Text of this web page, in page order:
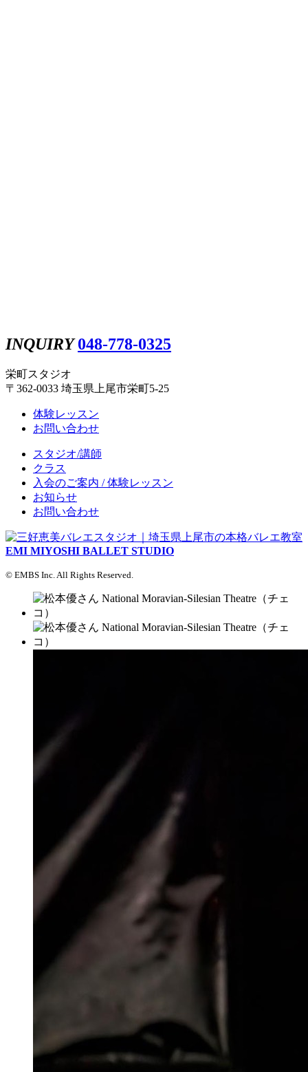
INQUIRY048-778-0325
栄町スタジオ
〒362-0033 埼玉県上尾市栄町5-25
体験レッスン
お問い合わせ
スタジオ/講師
クラス
入会のご案内 / 体験レッスン
お知らせ
お問い合わせ
EMI MIYOSHI BALLET STUDIO
© EMBS Inc. All Rights Reserved.